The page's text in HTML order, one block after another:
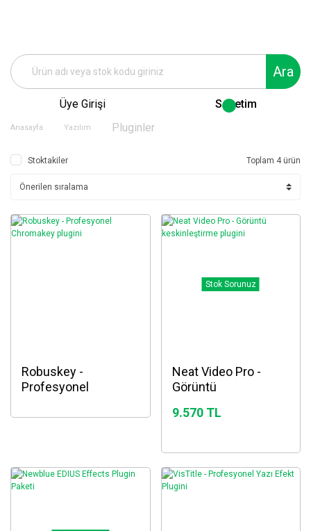
Ara
Üye Girişi Sepetim
Anasayfa Yazılım Pluginler
Stoktakiler Toplam 4 ürün
Robuskey -
Profesyonel
Stok Sorunuz
Neat Video Pro -
Görüntü
plugini
9.570 TL